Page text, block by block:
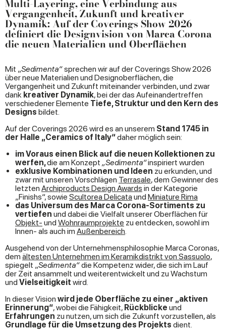
Multi-Layering, eine Verbindung aus
Vergangenheit, Zukunft und kreativer
Dynamik: Auf der Coverings Show 2026
definiert die Designvision von Marca Corona
die neuen Materialien und Oberflächen
Mit „Sedimenta“sprechen wir auf der Coverings Show 2026
über neue Materialien und Designoberflächen, die
Vergangenheit und Zukunft miteinander verbinden, und zwar
dank kreativer Dynamik, bei der das Aufeinandertreffen
verschiedener Elemente Tiefe, Struktur und den Kern des
Designs bildet.
Auf der Coverings 2026 wird es an unserem Stand 1745 in
der Halle „Ceramics of Italy“daher möglich sein:
im Voraus einen Blick auf die neuen Kollektionen zu
werfen,die am Konzept „Sedimenta“inspiriert wurden
exklusive Kombinationen und Ideen zu erkunden, und
zwar mit unseren Vorschlägen Terrasale, dem Gewinner des
letzten Archiproducts Design Awards in der Kategorie
„Finishs“, sowie Scultorea Delicata und Miniature Rima
das Universum des Marca Corona-Sortiments zu
vertiefen und dabei die Vielfalt unserer Oberflächen für
Objekt- und Wohnraumprojekte zu entdecken, sowohl im
Innen- als auch im Außenbereich.
Ausgehend von der Unternehmensphilosophie Marca Coronas,
dem ältesten Unternehmen im Keramikdistrikt von Sassuolo,
spiegelt „Sedimenta“die Kompetenz wider, die sich im Lauf
der Zeit ansammelt und weiterentwickelt und zu Wachstum
und Vielseitigkeit wird.
In dieser Vision wird jede Oberfläche zu einer „aktiven
Erinnerung“, wobei die Fähigkeit, Rückblicke und
Erfahrungen zu nutzen, um sich die Zukunft vorzustellen, als
Grundlage für die Umsetzung des Projekts dient.